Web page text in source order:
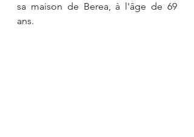
sa maison de Berea, à l'âge de 69
ans.